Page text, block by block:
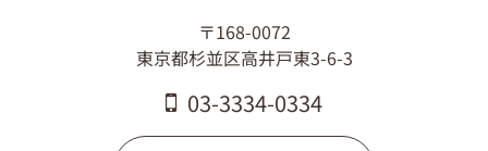
〒168-0072
東京都杉並区高井戸東3-6-3
03-3334-0334